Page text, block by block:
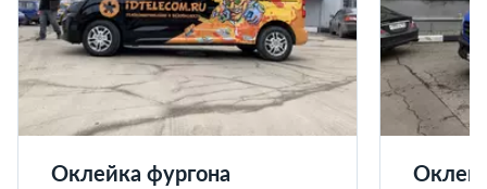
Оклейка фургона